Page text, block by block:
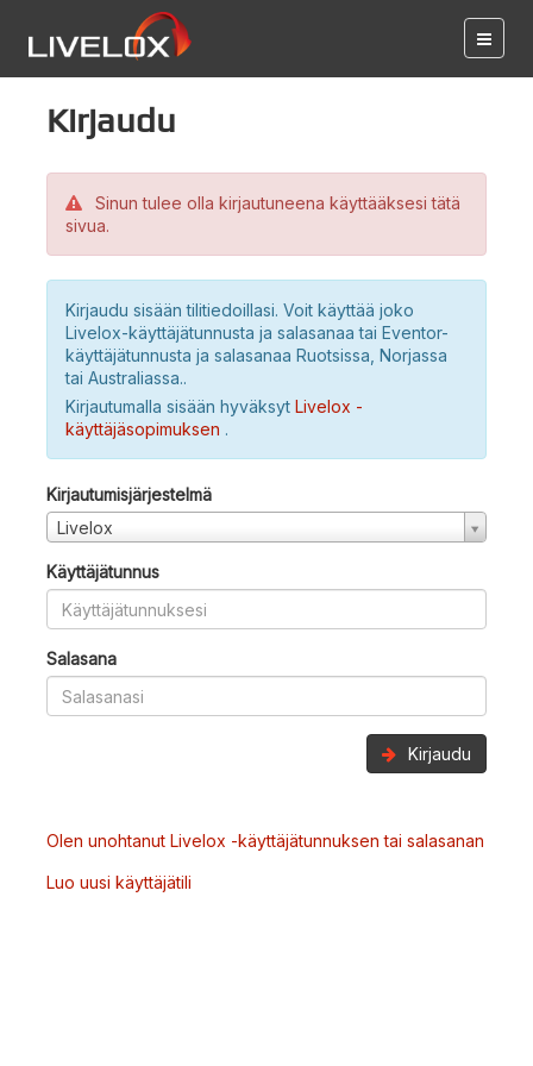
Kirjaudu
Sinun tulee olla kirjautuneena käyttääksesi tätä
sivua.
Kirjaudu sisään tilitiedoillasi. Voit käyttää joko
Livelox-käyttäjätunnusta ja salasanaa tai Eventor-
käyttäjätunnusta ja salasanaa Ruotsissa, Norjassa
tai Australiassa..
Kirjautumalla sisään hyväksyt Livelox -
käyttäjäsopimuksen .
Kirjautumisjärjestelmä
Livelox
Käyttäjätunnus
Salasana
Kirjaudu
Olen unohtanut Livelox -käyttäjätunnuksen tai salasanan
Luo uusi käyttäjätili